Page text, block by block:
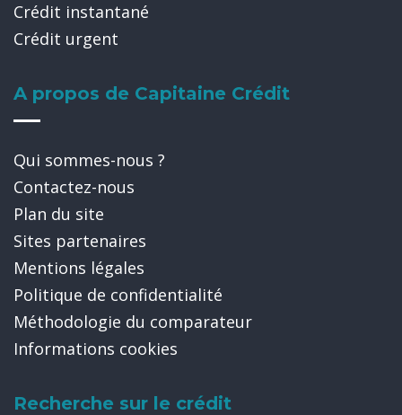
Crédit instantané
Crédit urgent
A propos de Capitaine Crédit
Qui sommes-nous ?
Contactez-nous
Plan du site
Sites partenaires
Mentions légales
Politique de confidentialité
Méthodologie du comparateur
Informations cookies
Recherche sur le crédit